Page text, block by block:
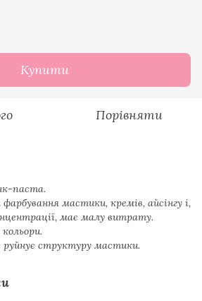
Купити
Порівняти
паста.
мастики, кремів, айсінгу і,
має малу витрату.
руйнує структуру мастики.